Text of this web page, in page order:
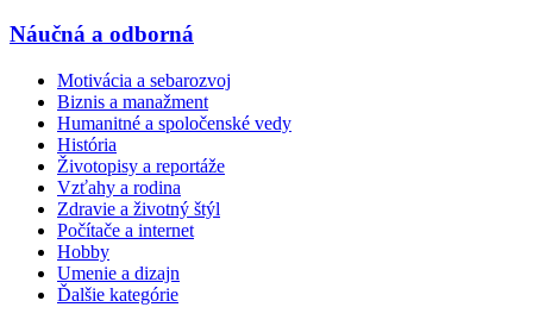
Náučná a odborná
Motivácia a sebarozvoj
Biznis a manažment
Humanitné a spoločenské vedy
História
Životopisy a reportáže
Vzťahy a rodina
Zdravie a životný štýl
Počítače a internet
Hobby
Umenie a dizajn
Ďalšie kategórie